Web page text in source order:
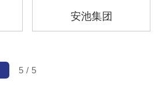
安池集团
5 / 5